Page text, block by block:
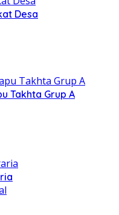
Desa
Takhta Grup A